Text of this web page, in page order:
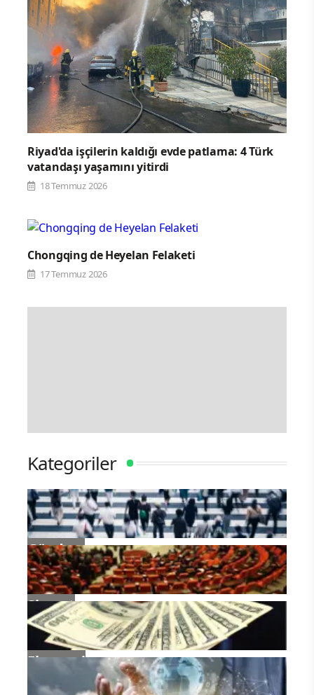
Riyad'da işçilerin kaldığı evde patlama: 4 Türk
vatandaşı yaşamını yitirdi
18 Temmuz 2026
Chongqing de Heyelan Felaketi
17 Temmuz 2026
Kategoriler
Gündem
Siyaset
Ekonomi